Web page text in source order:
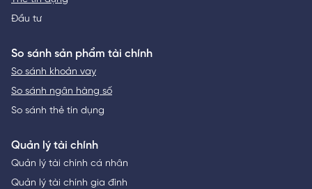
Đầu tư
So sánh sản phẩm tài chính
So sánh khoản vay
So sánh ngân hàng số
So sánh thẻ tín dụng
Quản lý tài chính
Quản lý tài chính cá nhân
Quản lý tài chính gia đình